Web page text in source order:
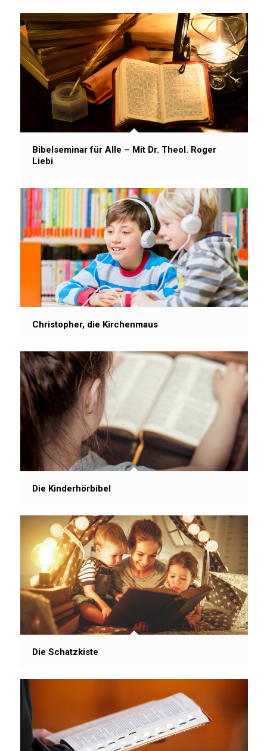
Bibelseminar für Alle – Mit Dr. Theol. Roger
Liebi
Christopher, die Kirchenmaus
Die Kinderhörbibel
Die Schatzkiste